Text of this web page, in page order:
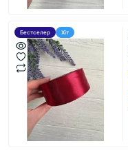
Бестселер Хіт